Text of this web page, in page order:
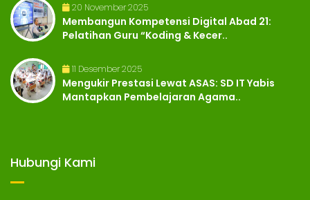
20 November 2025
Membangun Kompetensi Digital Abad 21:
Pelatihan Guru “Koding & Kecer..
11 Desember 2025
Mengukir Prestasi Lewat ASAS: SD IT Yabis
Mantapkan Pembelajaran Agama..
Hubungi Kami